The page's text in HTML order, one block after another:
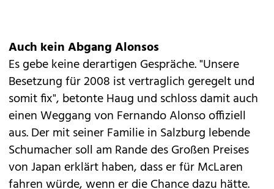
Auch kein Abgang Alonsos
Es gebe keine derartigen Gespräche. "Unsere
Besetzung für 2008 ist vertraglich geregelt und
somit fix", betonte Haug und schloss damit auch
einen Weggang von Fernando Alonso offiziell
aus. Der mit seiner Familie in Salzburg lebende
Schumacher soll am Rande des Großen Preises
von Japan erklärt haben, dass er für McLaren
fahren würde, wenn er die Chance dazu hätte.